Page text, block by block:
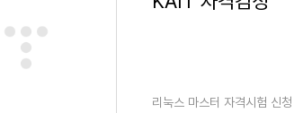
리눅스 마스터 자격시험 신청